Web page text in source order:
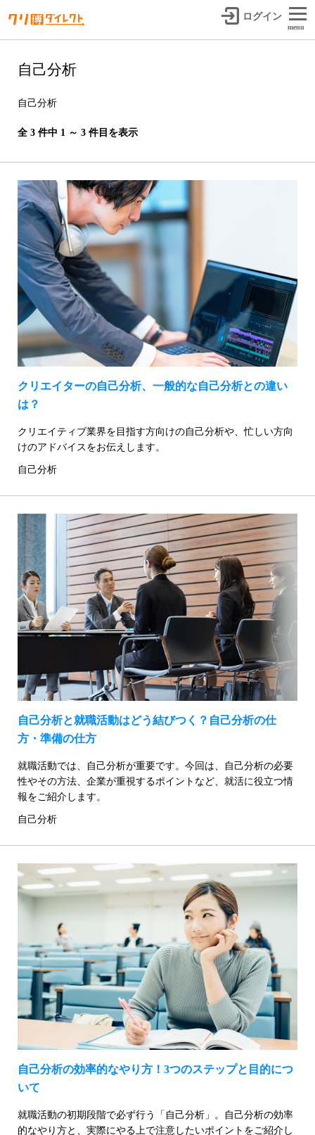
ログイン
menu
自己分析
自己分析
全 3 件中 1 ～ 3 件目を表示
クリエイターの自己分析、一般的な自己分析との違い
は？
クリエイティブ業界を目指す方向けの自己分析や、忙しい方向
けのアドバイスをお伝えします。
自己分析
自己分析と就職活動はどう結びつく？自己分析の仕
方・準備の仕方
就職活動では、自己分析が重要です。今回は、自己分析の必要
性やその方法、企業が重視するポイントなど、就活に役立つ情
報をご紹介します。
自己分析
自己分析の効率的なやり方！3つのステップと目的につ
いて
就職活動の初期段階で必ず行う「自己分析」。自己分析の効率
的なやり方と、実際にやる上で注意したいポイントをご紹介し